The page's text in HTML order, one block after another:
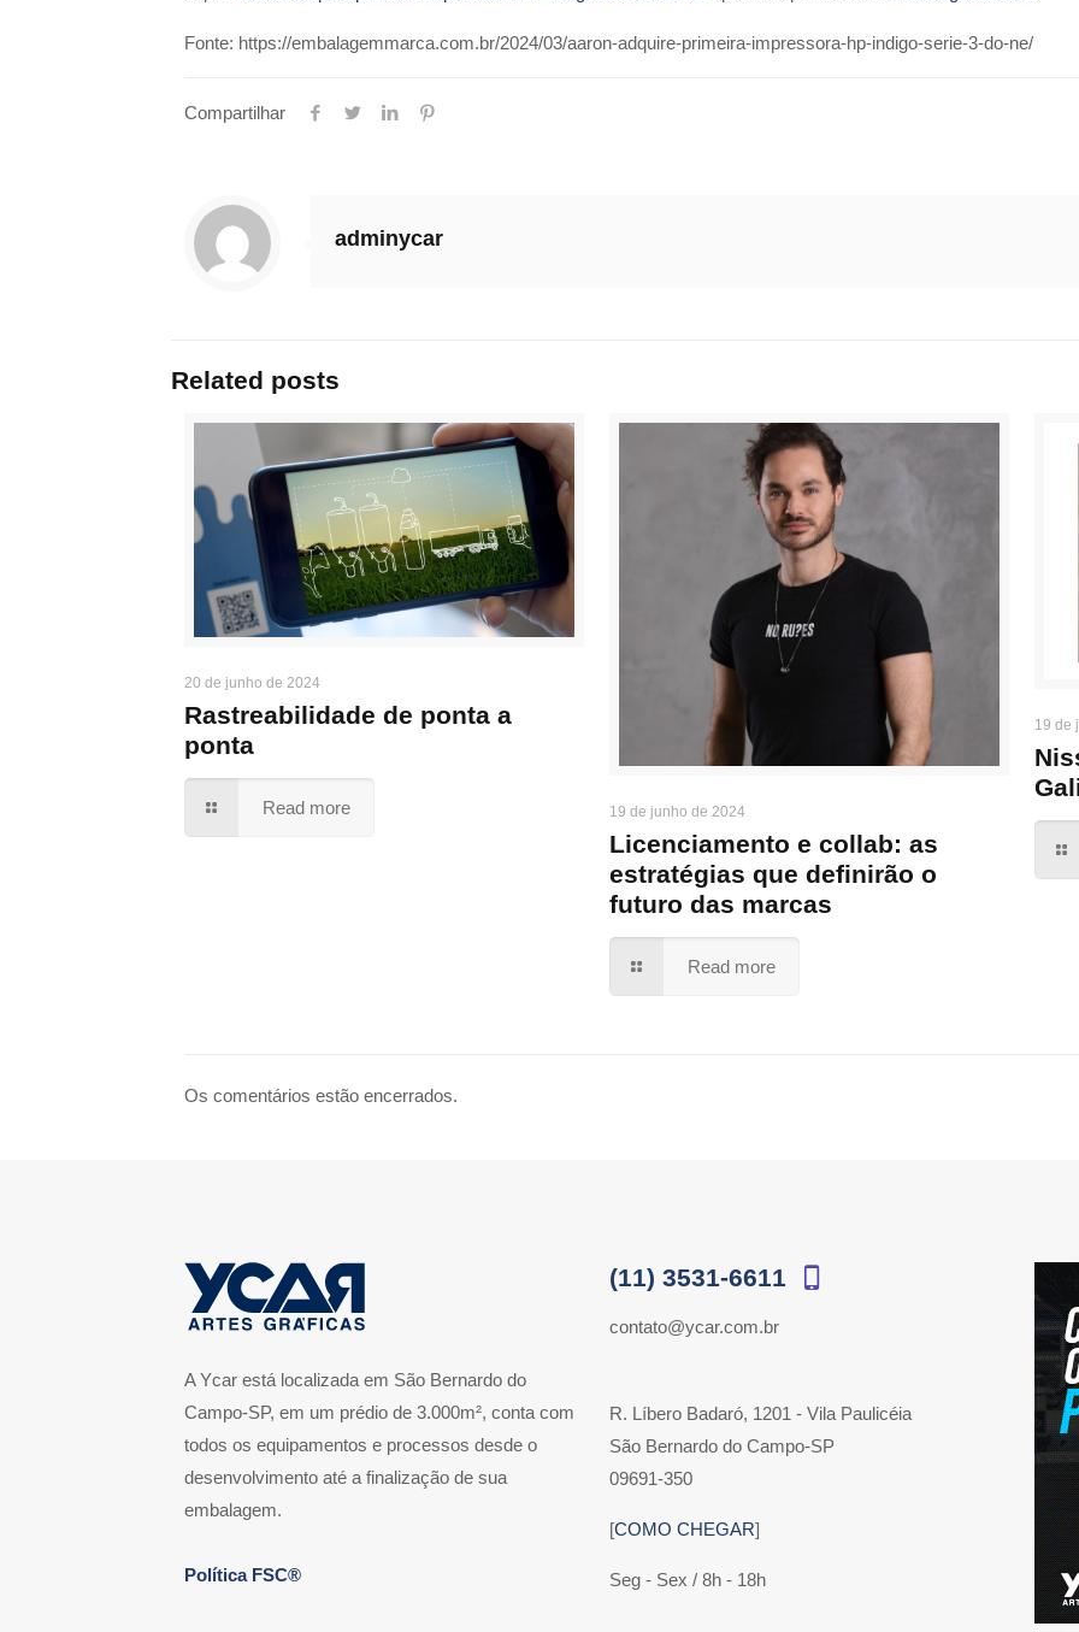
Fonte: https://embalagemmarca.com.br/2024/03/aaron-adquire-primeira-impressora-hp-indigo-serie-3-do-ne/
Compartilhar
adminycar
Related posts
20 de junho de 2024
Rastreabilidade de ponta a
ponta
Read more 19 de junho de 2024
Licenciamento e collab: as
estratégias que definirão o
futuro das marcas
Read more
19 de
Os comentários estão encerrados.
A Ycar está localizada em São Bernardo do
Campo-SP, em um prédio de 3.000m², conta com
todos os equipamentos e processos desde o
desenvolvimento até a finalização de sua
embalagem.
Política FSC®
(11) 3531-6611
contato@ycar.com.br
R. Líbero Badaró, 1201 - Vila Paulicéia
São Bernardo do Campo-SP
09691-350
[COMO CHEGAR]
Seg - Sex / 8h - 18h